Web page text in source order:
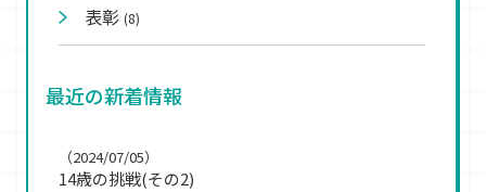
表彰 (8)
最近の新着情報
14歳の挑戦(その2)
（2024/07/05）